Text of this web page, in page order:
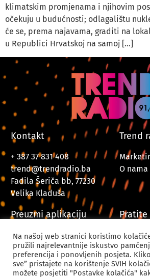
klimatskim promjenama i njihovim
očekuju u budućnosti; odlagalištu
će se, prema najavama, graditi na
u Republici Hrvatskoj na samoj […]
Kontakt
+ 387 37 831 408
trend@trendradio.ba
Fadila Šeriča bb, 77230
Velika Kladuša
Trend
O nama
Preuzmi aplikaciju Pratite
Na našoj web stranici koristimo
pružili najrelevantnije iskustvo
preferencija i ponovljenih posjeta.
sve” pristajete na korištenje SVIH
možete posjetiti "Postavke kolačića"